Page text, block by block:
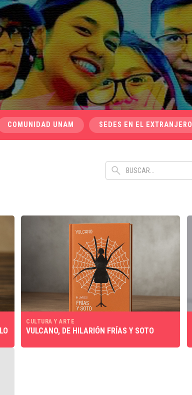
COMUNIDAD UNAM SEDES EN EL EXTRANJERO
CULTURA Y ARTE
VULCANO, DE HILARIÓN FRÍAS Y SOTO